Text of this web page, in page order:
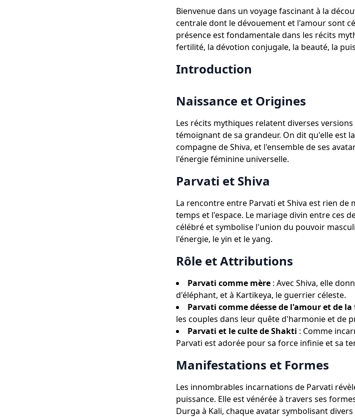
Bienvenue dans un voyage fascinant à la
centrale dont le dévouement et l'amour sont
présence est fondamentale dans les récits
fertilité, la dévotion conjugale, la beauté, la
Introduction
Naissance et Origines
Les récits mythiques relatent diverses
témoignant de sa grandeur. On dit qu'elle est
compagne de Shiva, et l'ensemble de ses
l'énergie féminine universelle.
Parvati et Shiva
La rencontre entre Parvati et Shiva est rien
temps et l'espace. Le mariage divin entre ces
célébré et symbolise l'union du pouvoir
l'énergie, le yin et le yang.
Rôle et Attributions
Parvati comme mère : Avec Shiva, elle
d'éléphant, et à Kartikeya, le guerrier céleste.
Parvati comme déesse de l'amour et de
les couples dans leur quête d'harmonie et de
Parvati et le culte de Shakti : Comme
Parvati est adorée pour sa force infinie et sa
Manifestations et Formes
Les innombrables incarnations de Parvati
puissance. Elle est vénérée à travers ses
Durga à Kali, chaque avatar symbolisant